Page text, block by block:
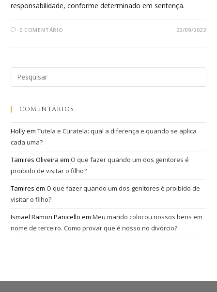
responsabilidade, conforme determinado em sentença.
0 COMENTÁRIO 22/09/2022
COMENTÁRIOS
HollyemTutela e Curatela: qual a diferença e quando se aplica
cada uma?
Tamires Oliveira emO que fazer quando um dos genitores é
proibido de visitar o filho?
Tamires emO que fazer quando um dos genitores é proibido de
visitar o filho?
Ismael Ramon Panicello emMeu marido colocou nossos bens em
nome de terceiro. Como provar que é nosso no divórcio?